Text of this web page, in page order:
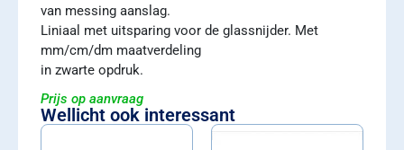
van messing aanslag.
Liniaal met uitsparing voor de glassnijder. Met
mm/cm/dm maatverdeling
in zwarte opdruk.
Prijs op aanvraag
Wellicht ook interessant